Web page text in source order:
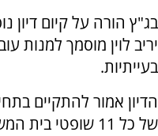
בג"ץ הורה על קיום
יריב לוין מוסמך למנות
בעייתיות.
של כל 11 שופטי בית המשפט העליון.